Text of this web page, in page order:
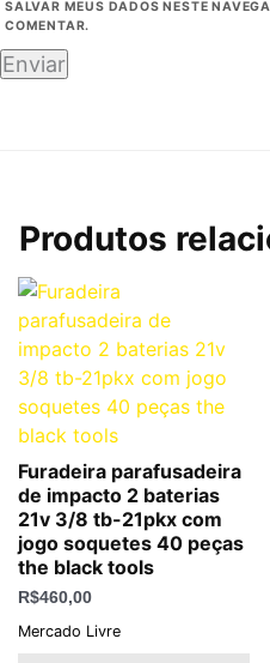
SALVAR MEUS DADOS NESTE
COMENTAR.
Produtos
Furadeira parafusadeira
de impacto 2 baterias
21v 3/8 tb-21pkx com
jogo soquetes 40 peças
the black tools
R$460,00
Mercado Livre